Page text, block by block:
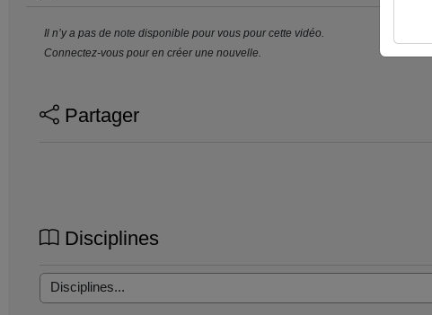
Il n’y a pas de note disponible pour vous pour cette vidéo.
Connectez-vous pour en créer une nouvelle.
Partager
Disciplines